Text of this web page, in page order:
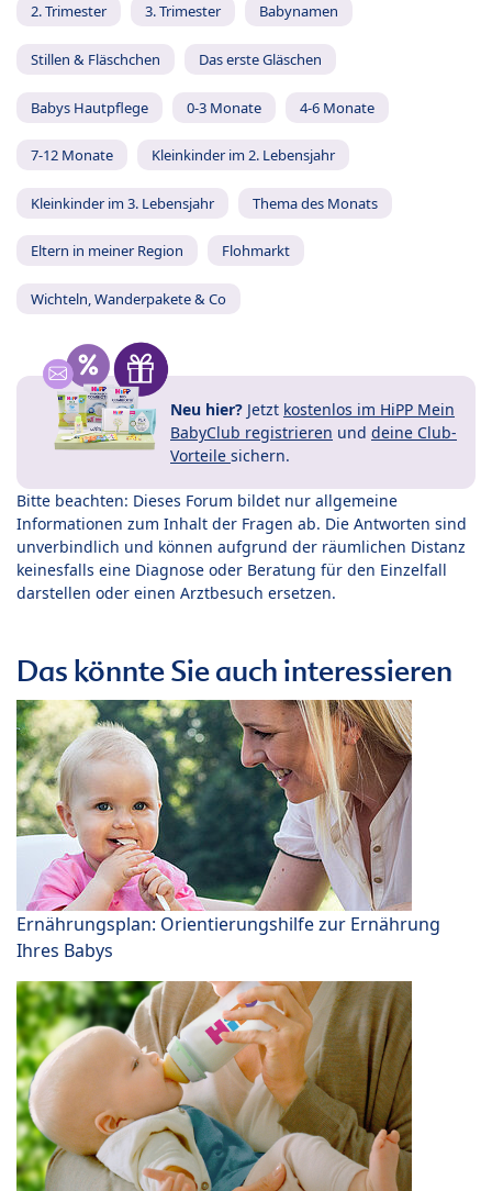
2. Trimester 3. Trimester Babynamen
Stillen & Fläschchen Das erste Gläschen
Babys Hautpflege 0-3 Monate 4-6 Monate
7-12 Monate Kleinkinder im 2. Lebensjahr
Kleinkinder im 3. Lebensjahr Thema des Monats
Eltern in meiner Region Flohmarkt
Wichteln, Wanderpakete & Co
Neu hier? Jetzt kostenlos im HiPP Mein
BabyClub registrieren und deine Club-
Vorteile sichern.
Bitte beachten: Dieses Forum bildet nur allgemeine
Informationen zum Inhalt der Fragen ab. Die Antworten sind
unverbindlich und können aufgrund der räumlichen Distanz
keinesfalls eine Diagnose oder Beratung für den Einzelfall
darstellen oder einen Arztbesuch ersetzen.
Das könnte Sie auch interessieren
Ernährungsplan: Orientierungshilfe zur Ernährung
Ihres Babys